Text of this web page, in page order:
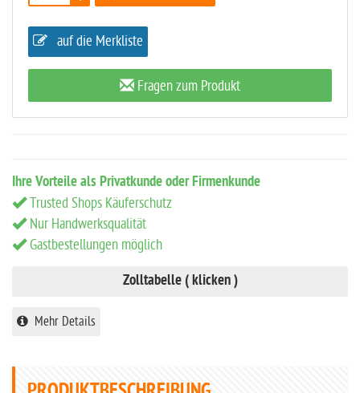
auf die Merkliste
Fragen zum Produkt
Ihre Vorteile als Privatkunde oder Firmenkunde
Trusted Shops Käuferschutz
Nur Handwerksqualität
Gastbestellungen möglich
Zolltabelle ( klicken )
Mehr Details